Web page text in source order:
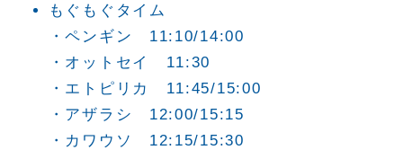
もぐもぐタイム
・ペンギン 11:10/14:00
・オットセイ 11:30
・エトピリカ 11:45/15:00
・アザラシ 12:00/15:15
・カワウソ 12:15/15:30